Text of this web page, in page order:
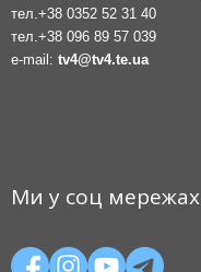
тел. +38 0352 52 31 40
тел. +38 096 89 57 039
e-mail: tv4@tv4.te.ua
Ми у соц мережах